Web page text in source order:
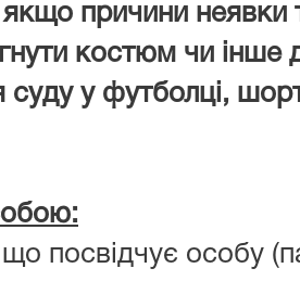
причини неявки
костюм чи інше
суду у футболці,
посвідчує особу